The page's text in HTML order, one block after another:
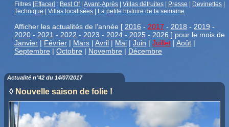
Filtres [Effacer] : Best Of| Avant-Après Villas détruites Presse Devinettes
Technique
Villas localisées La petite histoire de la semaine
Afficher les actualités de l'année [ 2016 - 2017 - 2018 - 2019 -
2020 - 2021 - 2022 - 2023 - 2024 - 2025 - 2026 ] pour le mois de
Janvier | Février | Mars | Avril | Mai | Juin | Juillet | Août |
Septembre | Octobre | Novembre | Décembre
Actualité n°42 du 14/07/2017
◊ Nouvelle saison de folie !